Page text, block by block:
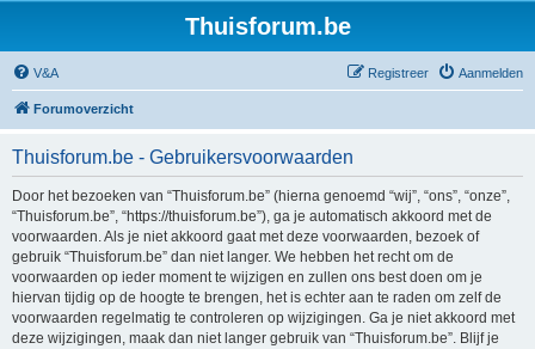
Thuisforum.be
V&A Aanmelden
Registreer
Forumoverzicht
Thuisforum.be - Gebruikersvoorwaarden
Door het bezoeken van “Thuisforum.be” (hierna genoemd “wij”, “ons”, “onze”,
“Thuisforum.be”, “https://thuisforum.be”), ga je automatisch akkoord met de
voorwaarden. Als je niet akkoord gaat met deze voorwaarden, bezoek of
gebruik “Thuisforum.be” dan niet langer. We hebben het recht om de
voorwaarden op ieder moment te wijzigen en zullen ons best doen om je
hiervan tijdig op de hoogte te brengen, het is echter aan te raden om zelf de
voorwaarden regelmatig te controleren op wijzigingen. Ga je niet akkoord met
deze wijzigingen, maak dan niet langer gebruik van “Thuisforum.be”. Blijf je